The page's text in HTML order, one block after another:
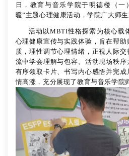
日，教育与音乐学院于明德楼（
暖”主题心理健康活动，学院广大师生
活动以MBTI性格探索为核心载
心理健康宣传与实践体验，旨在帮
质，理性调节心理情绪，正视人际
流中学会理解与包容。活动现场秩
有序领取卡片、书写内心感悟并完
情高涨，充分展现了教育与音乐学院